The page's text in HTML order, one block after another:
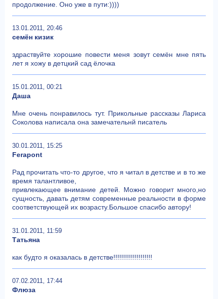
продолжение. Оно уже в пути:))))
13.01.2011, 20:46
семён кизик
здраствуйте хорошие повести меня зовут семён мне пять
лет я хожу в детцкий сад ёлочка
15.01.2011, 00:21
Даша
Мне очень понравилось тут. Прикольные рассказы Лариса
Соколова написала она замечательнй писатель
30.01.2011, 15:25
Ferapont
Рад прочитать что-то другое, что я читал в детстве и в то же
время талантливое,
привлекающее внимание детей. Можно говорит много,но
сущность, давать детям современные реальности в форме
соответствующей их возрасту.Большое спасибо автору!
31.01.2011, 11:59
Татьяна
как будто я оказалась в детстве!!!!!!!!!!!!!!!!!!!!
07.02.2011, 17:44
Флюза